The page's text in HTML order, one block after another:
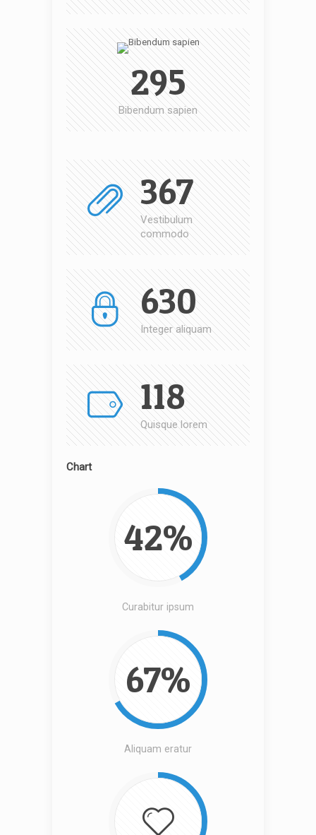
295
Bibendum sapien
367
Vestibulum
commodo
630
Integer aliquam
118
Quisque lorem
Chart
42%
Curabitur ipsum
67%
Aliquam eratur